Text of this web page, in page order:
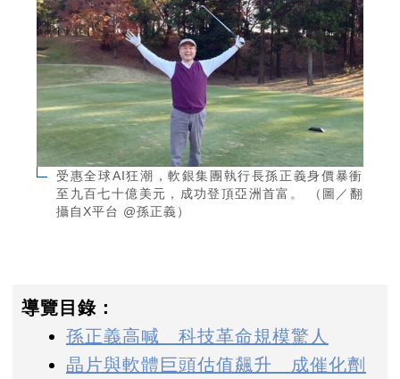
受惠全球AI狂潮，軟銀集團執行長孫正義身價暴衝
至九百七十億美元，成功登頂亞洲首富。 （圖／翻
攝自X平台 @孫正義）
導覽目錄：
孫正義高喊 科技革命規模驚人
晶片與軟體巨頭估值飆升 成催化劑